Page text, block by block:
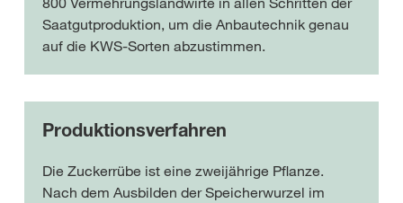
Saatgutproduktion, um die Anbautechnik genau
auf die KWS-Sorten abzustimmen.
Produktionsverfahren
Die Zuckerrübe ist eine zweijährige Pflanze.
Nach dem Ausbilden der Speicherwurzel im